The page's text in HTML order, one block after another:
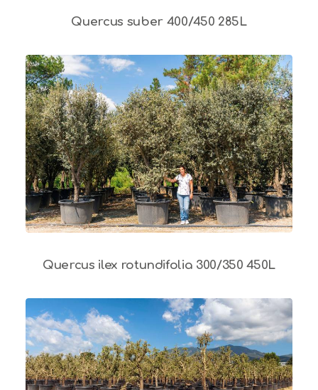
Quercus suber 400/450 285L
Quercus ilex rotundifolia 300/350 450L